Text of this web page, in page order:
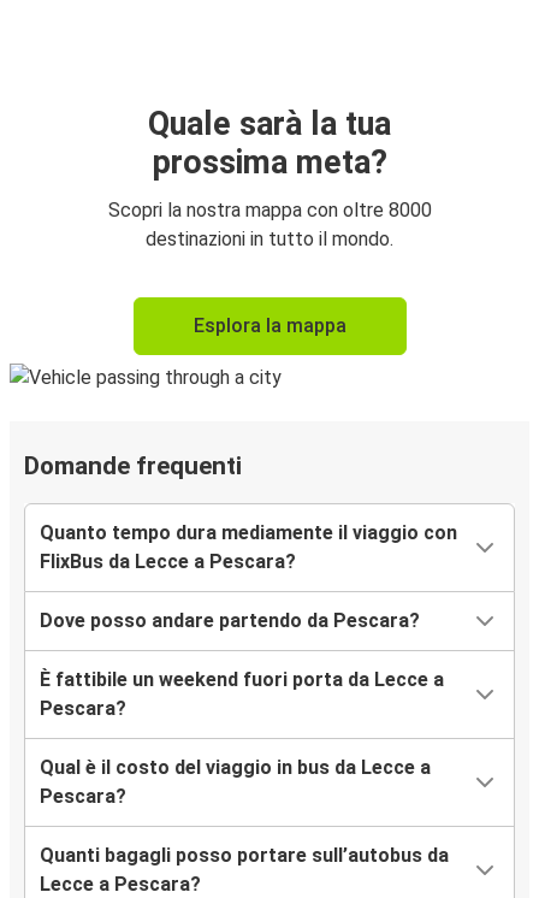
Quale sarà la tua
prossima meta?
Scopri la nostra mappa con oltre 8000
destinazioni in tutto il mondo.
Esplora la mappa
Domande frequenti
Quanto tempo dura mediamente il viaggio con
FlixBus da Lecce a Pescara?
Dove posso andare partendo da Pescara?
È fattibile un weekend fuori porta da Lecce a
Pescara?
Qual è il costo del viaggio in bus da Lecce a
Pescara?
Quanti bagagli posso portare sull’autobus da
Lecce a Pescara?